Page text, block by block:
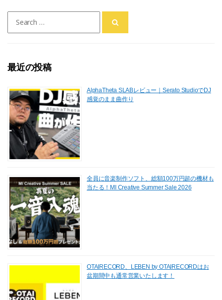
for:
最近の投稿
AlphaTheta SLABレビュー｜Serato StudioでDJ
感覚のまま曲作り
全員に音楽制作ソフト、総額100万円超の機材も
当たる！MI Creative Summer Sale 2026
OTAIRECORD、LEBEN by OTAIRECORDはお
盆期間中も通常営業いたします！